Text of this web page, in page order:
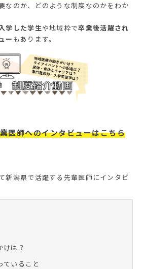
なのか、どのような制度なのかをわか
学した学生や地域枠で卒業後活躍され
ー もあります。
医師へのインタビューはこちら
新潟県で活躍する先輩医師にインタビ
は？
ていること